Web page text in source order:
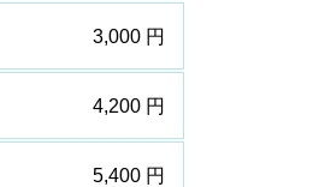
3,000 円
4,200 円
5,400 円